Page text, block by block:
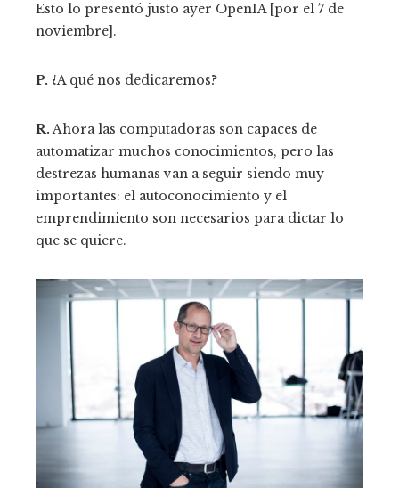
Esto lo presentó justo ayer OpenIA [por el 7 de
noviembre].
P. ¿A qué nos dedicaremos?
R.Ahora las computadoras son capaces de
automatizar muchos conocimientos, pero las
destrezas humanas van a seguir siendo muy
importantes: el autoconocimiento y el
emprendimiento son necesarios para dictar lo
que se quiere.